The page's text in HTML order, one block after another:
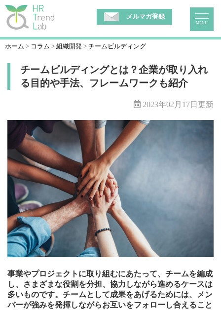
メルマガ登録
MENU
ホーム コラム 組織開発 チームビルディング
チームビルディングとは？企業が取り入れ
る目的や手法、フレームワークも紹介
2023年02月17日更新
事業やプロジェクトに取り組むにあたって、チームを編成
し、さまざまな役割を分担、協力しながら進めるケースは
多いものです。チームとして成果をあげるためには、メン
バーが強みを発揮しながらお互いをフォローし合えること